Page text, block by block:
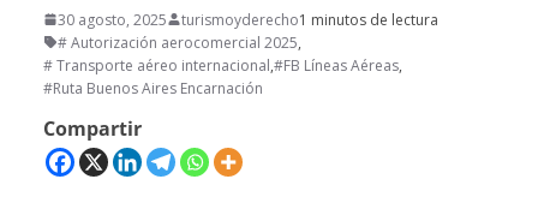
30 agosto, 2025 turismoyderecho1 minutos de lectura
# Autorización aerocomercial 2025,
# Transporte aéreo internacional,#FB Líneas Aéreas,
#Ruta Buenos Aires Encarnación
Compartir